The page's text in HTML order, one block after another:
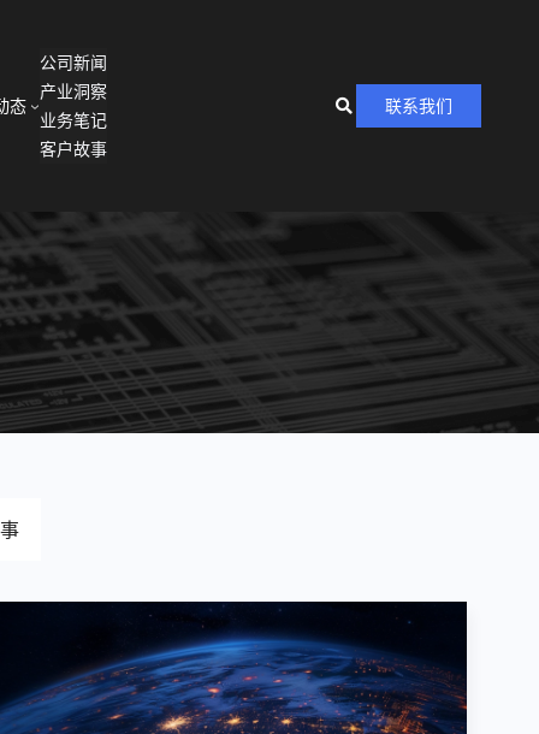
态
公司新闻
产业洞察
业务笔记
客户故事
联系我们